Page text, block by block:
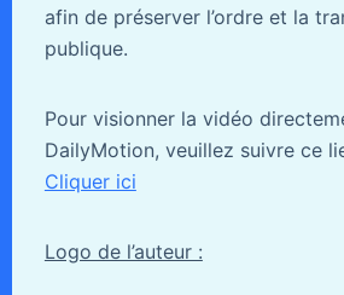
afin de préserver l’ordre et la
publique.
Pour visionner la vidéo
DailyMotion, veuillez suivre ce
Cliquer ici
Logo de l’auteur :